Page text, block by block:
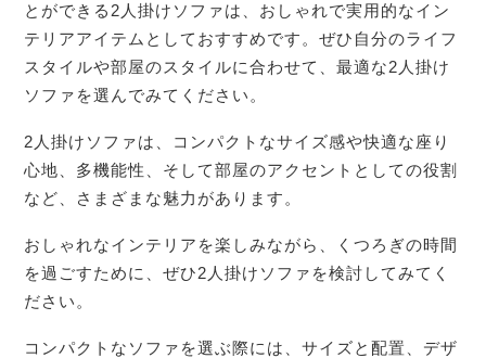
とができる2人掛けソファは、おしゃれで実用的なイン
テリアアイテムとしておすすめです。ぜひ自分のライフ
スタイルや部屋のスタイルに合わせて、最適な2人掛け
ソファを選んでみてください。
2人掛けソファは、コンパクトなサイズ感や快適な座り
心地、多機能性、そして部屋のアクセントとしての役割
など、さまざまな魅力があります。
おしゃれなインテリアを楽しみながら、くつろぎの時間
を過ごすために、ぜひ2人掛けソファを検討してみてく
ださい。
コンパクトなソファを選ぶ際には、サイズと配置、デザ